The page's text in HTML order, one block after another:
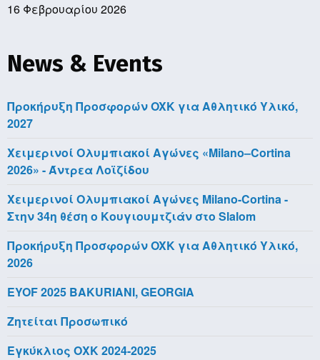
16 Φεβρουαρίου 2026
News & Events
Προκήρυξη Προσφορών OXK για Αθλητικό Υλικό,
2027
Χειμερινοί Ολυμπιακοί Αγώνες «Milano–Cortina
2026» - Άντρεα Λοϊζίδου
Χειμερινοί Ολυμπιακοί Αγώνες Milano-Cortina -
Στην 34η θέση ο Κουγιουμτζιάν στο Slalom
Προκήρυξη Προσφορών OXK για Αθλητικό Υλικό,
2026
EYOF 2025 BAKURIANI, GEORGIA
Ζητείται Προσωπικό
Εγκύκλιος ΟΧΚ 2024-2025